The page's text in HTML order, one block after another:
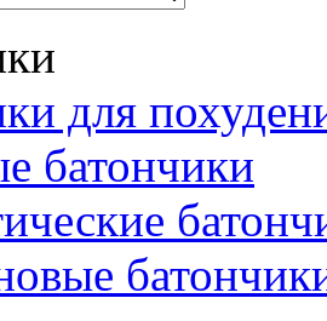
для
батончики